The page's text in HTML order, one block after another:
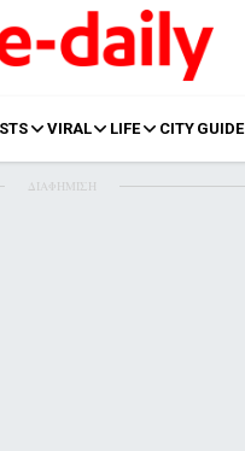
VIRAL LIFE CITY GUIDE
ΔΙΑΦΗΜΙΣΗ